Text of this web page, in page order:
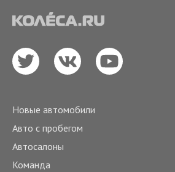
Новые автомобили
Авто с пробегом
Автосалоны
Команда